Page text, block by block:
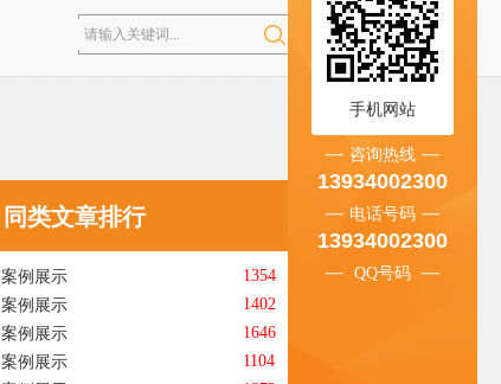
同类文章排行
案例展示
1354
案例展示
1402
案例展示
1646
案例展示
1104
手机网站
咨询热线
13934002300
电话号码
13934002300
QQ号码